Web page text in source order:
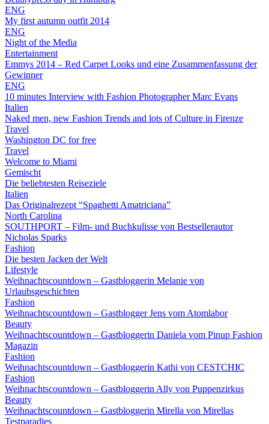
ENG
My first autumn outfit 2014
ENG
Night of the Media
Entertainment
Emmys 2014 – Red Carpet Looks und eine Zusammenfassung der
Gewinner
ENG
10 minutes Interview with Fashion Photographer Marc Evans
Italien
Naked men, new Fashion Trends and lots of Culture in Firenze
Travel
Washington DC for free
Travel
Welcome to Miami
Gemischt
Die beliebtesten Reiseziele
Italien
Das Originalrezept “Spaghetti Amatriciana”
North Carolina
SOUTHPORT – Film- und Buchkulisse von Bestsellerautor
Nicholas Sparks
Fashion
Die besten Jacken der Welt
Lifestyle
Weihnachtscountdown – Gastbloggerin Melanie von
Urlaubsgeschichten
Fashion
Weihnachtscountdown – Gastblogger Jens vom Atomlabor
Beauty
Weihnachtscountdown – Gastbloggerin Daniela vom Pinup Fashion
Magazin
Fashion
Weihnachtscountdown – Gastbloggerin Kathi von CESTCHIC
Fashion
Weihnachtscountdown – Gastbloggerin Ally von Puppenzirkus
Beauty
Weihnachtscountdown – Gastbloggerin Mirella von Mirellas
Testparadies